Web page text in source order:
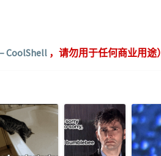
CoolShell，请勿用于任何商业用途）